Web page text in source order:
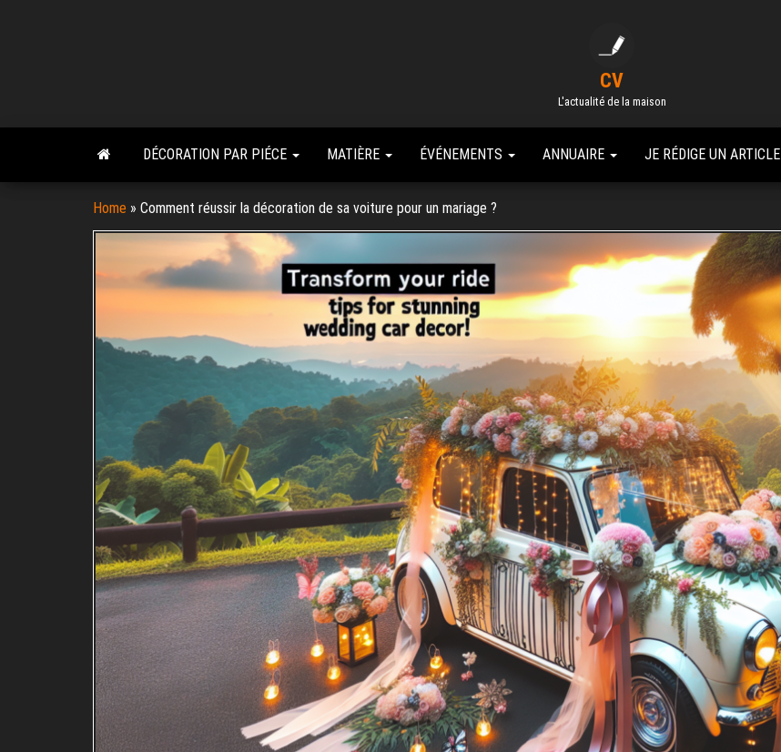
CV
L'actualité de la maison
DÉCORATION PAR PIÉCE MATIÈRE ÉVÉNEMENTS ANNUAIRE JE RÉDIGE UN ARTICLE
Home » Comment réussir la décoration de sa voiture pour un mariage ?